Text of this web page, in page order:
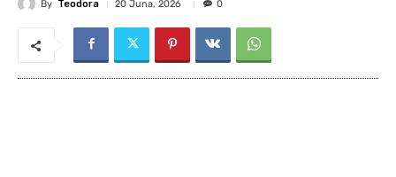
By Teodora 20 Juna, 2026 0